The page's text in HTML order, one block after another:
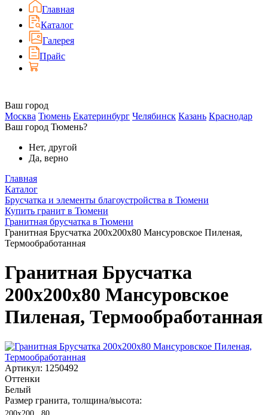
Главная
Каталог
Галерея
Прайс
Ваш город
Москва Тюмень Екатеринбург Челябинск Казань Краснодар
Ваш город Тюмень?
Нет, другой
Да, верно
Главная
Каталог
Брусчатка и элементы благоустройства в Тюмени
Купить гранит в Тюмени
Гранитная брусчатка в Тюмени
Гранитная Брусчатка 200х200x80 Мансуровское Пиленая,
Термообработанная
Гранитная Брусчатка
200х200x80 Мансуровское
Пиленая, Термообработанная
Артикул: 1250492
Оттенки
Белый
Размер гранита, толщина/высота: